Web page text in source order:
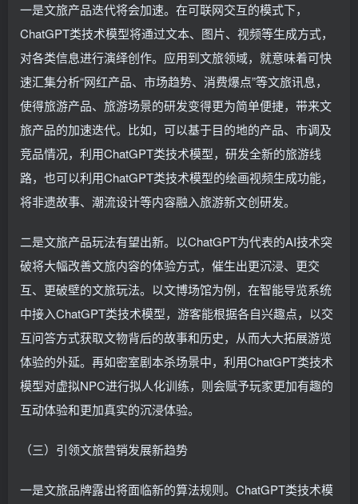
一是文旅产品迭代将会加速。在可联网交互的模式下，
ChatGPT类技术模型将通过文本、图片、视频等生成方式，
对各类信息进行演绎创作。应用到文旅领域，就意味着可快
速汇集分析“网红产品、市场趋势、消费爆点”等文旅讯息，
使得旅游产品、旅游场景的研发变得更为简单便捷，带来文
旅产品的加速迭代。比如，可以基于目的地的产品、市调及
竞品情况，利用ChatGPT类技术模型，研发全新的旅游线
路，也可以利用ChatGPT类技术模型的绘画视频生成功能，
将非遗故事、潮流设计等内容融入旅游新文创研发。
二是文旅产品玩法有望出新。以ChatGPT为代表的AI技术突
破将大幅改善文旅内容的体验方式，催生出更沉浸、更交
互、更破壁的文旅玩法。以文博场馆为例，在智能导览系统
中接入ChatGPT类技术模型，游客能根据各自兴趣点，以交
互问答方式获取文物背后的故事和历史，从而大大拓展游览
体验的外延。再如密室剧本杀场景中，利用ChatGPT类技术
模型对虚拟NPC进行拟人化训练，则会赋予玩家更加有趣的
互动体验和更加真实的沉浸体验。
（三）引领文旅营销发展新趋势
一是文旅品牌露出将面临新的算法规则。ChatGPT类技术模